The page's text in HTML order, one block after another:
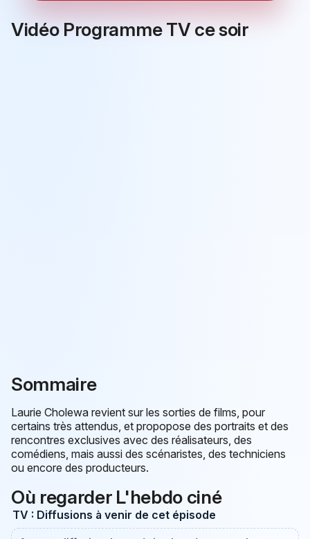
Vidéo Programme TV ce soir
Sommaire
Laurie Cholewa revient sur les sorties de films, pour
certains très attendus, et propopose des portraits et des
rencontres exclusives avec des réalisateurs, des
comédiens, mais aussi des scénaristes, des techniciens
ou encore des producteurs.
Où regarder L'hebdo ciné
TV : Diffusions à venir de cet épisode